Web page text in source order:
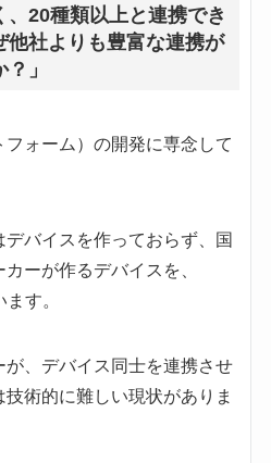
20種類以上と連携でき
他社よりも豊富な連携が
」
ォーム）の開発に専念して
バイスを作っておらず、国
ーが作るデバイスを、
す。
、デバイス同士を連携させ
術的に難しい現状がありま